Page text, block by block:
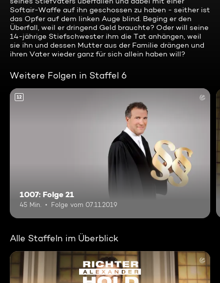
Softair-Waffe auf ihn geschossen zu haben - seither ist
das Opfer auf dem linken Auge blind. Beging er den
Überfall, weil er dringend Geld brauchte? Oder will seine
14-jährige Stiefschwester ihm die Tat anhängen, weil
sie ihn und dessen Mutter aus der Familie drängen und
ihren Vater wieder ganz für sich allein haben will?
Weitere Folgen in Staffel 6
12
1007: Folge 21
45 Min. Folge vom 07.11.2019
Alle Staffeln im Überblick